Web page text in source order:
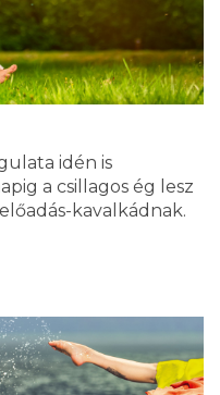
idén is
a csillagos ég lesz
kavalkádnak.